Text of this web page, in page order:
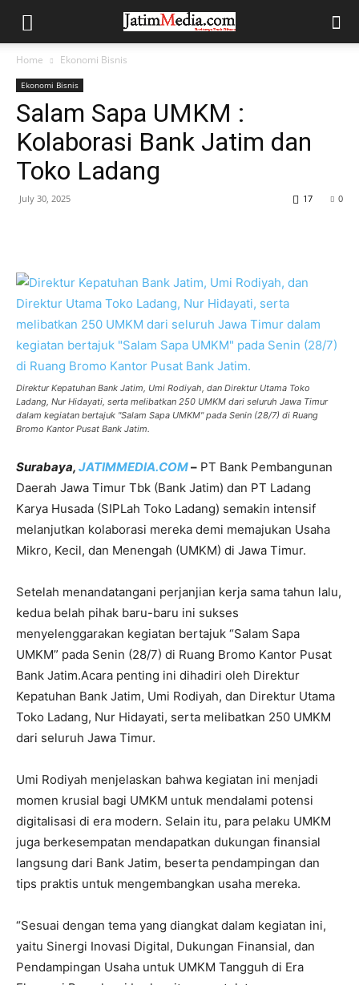
Home Ekonomi Bisnis
Ekonomi Bisnis
Salam Sapa UMKM :
Kolaborasi Bank Jatim dan
Toko Ladang
July 30, 2025 0
17
Direktur Kepatuhan Bank Jatim, Umi Rodiyah, dan Direktur Utama Toko
Ladang, Nur Hidayati, serta melibatkan 250 UMKM dari seluruh Jawa Timur
dalam kegiatan bertajuk "Salam Sapa UMKM" pada Senin (28/7) di Ruang
Bromo Kantor Pusat Bank Jatim.
Surabaya, JATIMMEDIA.COM– PT Bank Pembangunan
Daerah Jawa Timur Tbk (Bank Jatim) dan PT Ladang
Karya Husada (SIPLah Toko Ladang) semakin intensif
melanjutkan kolaborasi mereka demi memajukan Usaha
Mikro, Kecil, dan Menengah (UMKM) di Jawa Timur.
Setelah menandatangani perjanjian kerja sama tahun lalu,
kedua belah pihak baru-baru ini sukses
menyelenggarakan kegiatan bertajuk “Salam Sapa
UMKM” pada Senin (28/7) di Ruang Bromo Kantor Pusat
Bank Jatim.Acara penting ini dihadiri oleh Direktur
Kepatuhan Bank Jatim, Umi Rodiyah, dan Direktur Utama
Toko Ladang, Nur Hidayati, serta melibatkan 250 UMKM
dari seluruh Jawa Timur.
Umi Rodiyah menjelaskan bahwa kegiatan ini menjadi
momen krusial bagi UMKM untuk mendalami potensi
digitalisasi di era modern. Selain itu, para pelaku UMKM
juga berkesempatan mendapatkan dukungan finansial
langsung dari Bank Jatim, beserta pendampingan dan
tips praktis untuk mengembangkan usaha mereka.
“Sesuai dengan tema yang diangkat dalam kegiatan ini,
yaitu Sinergi Inovasi Digital, Dukungan Finansial, dan
Pendampingan Usaha untuk UMKM Tangguh di Era